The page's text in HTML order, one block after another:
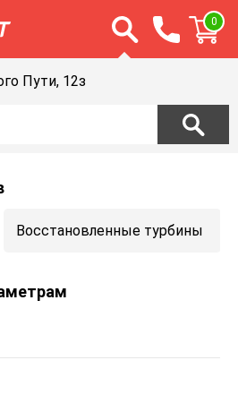
Открыть строку
0
Пути, 12з
Восстановленные турбины